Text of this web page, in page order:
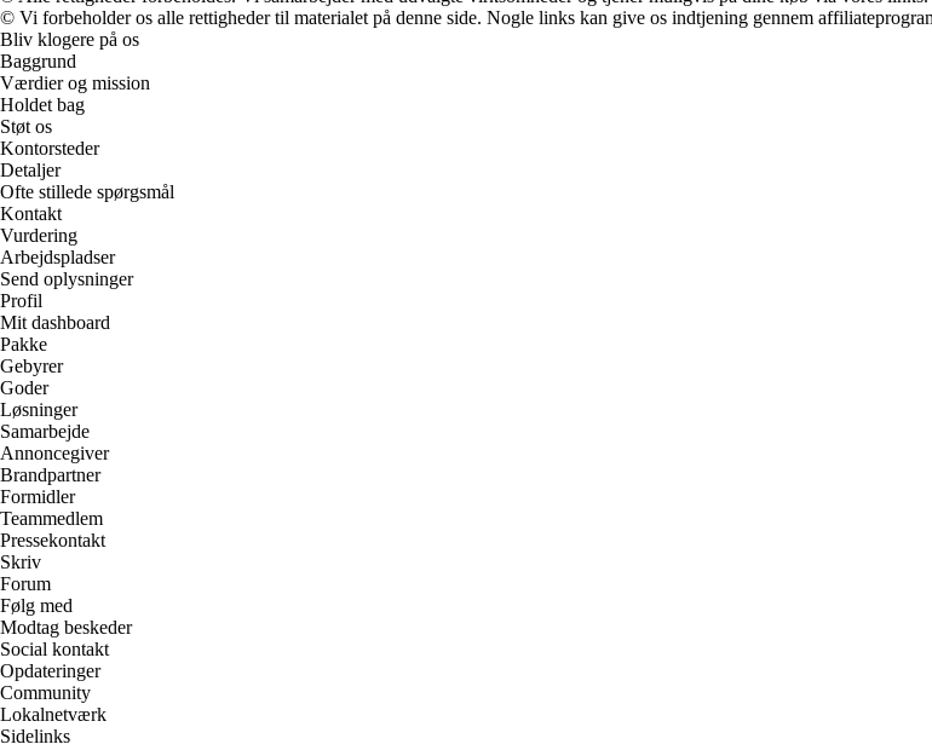
© Vi forbeholder os alle rettigheder til materialet på denne side. Nogle links kan give os indtjening gennem
Bliv klogere på os
Baggrund
Værdier og mission
Holdet bag
Støt os
Kontorsteder
Detaljer
Ofte stillede spørgsmål
Kontakt
Vurdering
Arbejdspladser
Send oplysninger
Profil
Mit dashboard
Pakke
Gebyrer
Goder
Løsninger
Samarbejde
Annoncegiver
Brandpartner
Formidler
Teammedlem
Pressekontakt
Skriv
Forum
Følg med
Modtag beskeder
Social kontakt
Opdateringer
Community
Lokalnetværk
Sidelinks